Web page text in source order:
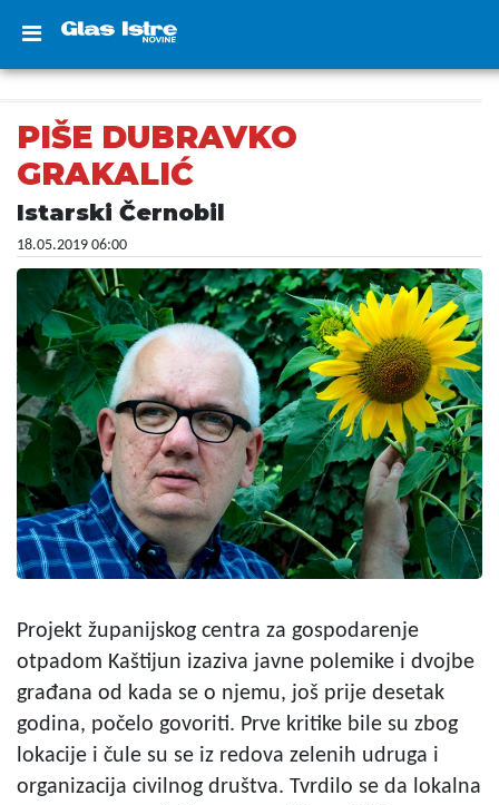
PIŠE DUBRAVKO
GRAKALIĆ
Istarski Černobil
18.05.2019 06:00
Projekt županijskog centra za gospodarenje
otpadom Kaštijun izaziva javne polemike i dvojbe
građana od kada se o njemu, još prije desetak
godina, počelo govoriti. Prve kritike bile su zbog
lokacije i čule su se iz redova zelenih udruga i
organizacija civilnog društva. Tvrdilo se da lokalna